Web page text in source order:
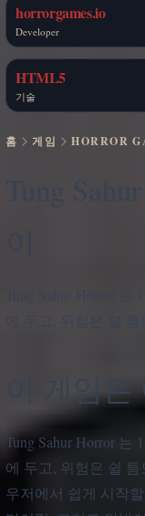
horrorgames.io
Developer
HTML5
기술
홈 게임 HORROR
Tung
이 게임
Tung Sahur Horror
에 두고, 위험은 쉴 틈
우저에서 쉽게 시작